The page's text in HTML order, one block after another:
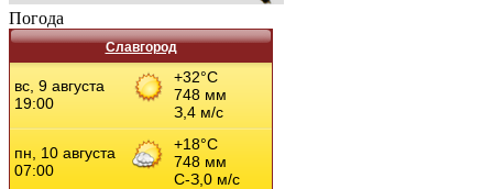
Погода
Славгород